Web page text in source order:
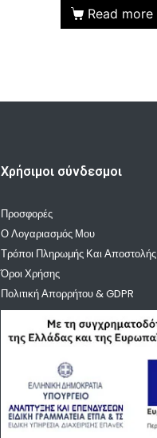
Read more
Χρήσιμοι σύνδεσμοι
Προσφορές
Ο Λογαριασμός Μου
Τρόποι Πληρωμής Και Αποστολής
Όροι Χρήσης
Πολιτική Απορρήτου & GDPR